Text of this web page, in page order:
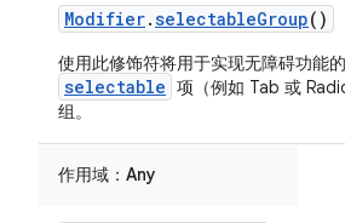
Modifier.selectableGroup()
使用此修饰符将用于实现无障碍功能
selectable 项（例如 Tab 或
组。
作用域： Any